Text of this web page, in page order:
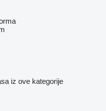
iz ove kategorije